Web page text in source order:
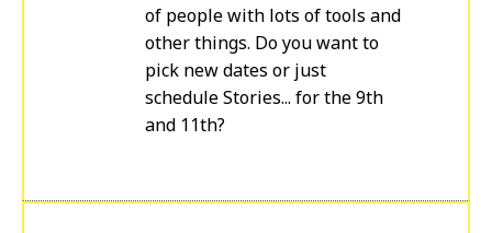
of people with lots of tools and
other things. Do you want to
pick new dates or just
schedule Stories... for the 9th
and 11th?